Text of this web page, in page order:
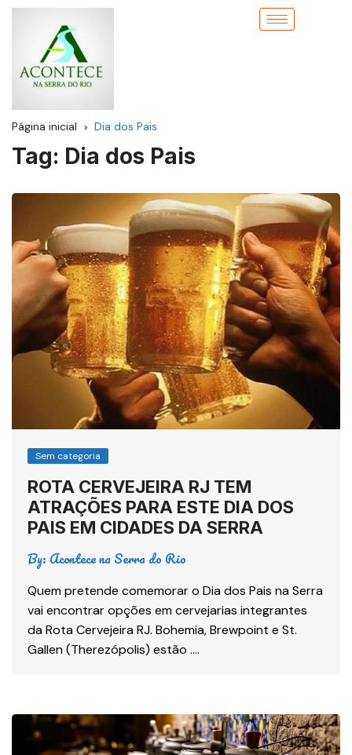
Página inicial Dia dos Pais
Tag: Dia dos Pais
Sem categoria
ROTA CERVEJEIRA RJ TEM
ATRAÇÕES PARA ESTE DIA DOS
PAIS EM CIDADES DA SERRA
By: Acontece na Serra do Rio
Quem pretende comemorar o Dia dos Pais na Serra
vai encontrar opções em cervejarias integrantes
da Rota Cervejeira RJ. Bohemia, Brewpoint e St.
Gallen (Therezópolis) estão ….